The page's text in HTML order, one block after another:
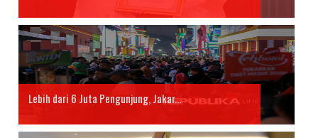
Lebih dari 6 Juta Pengunjung, Jakar...